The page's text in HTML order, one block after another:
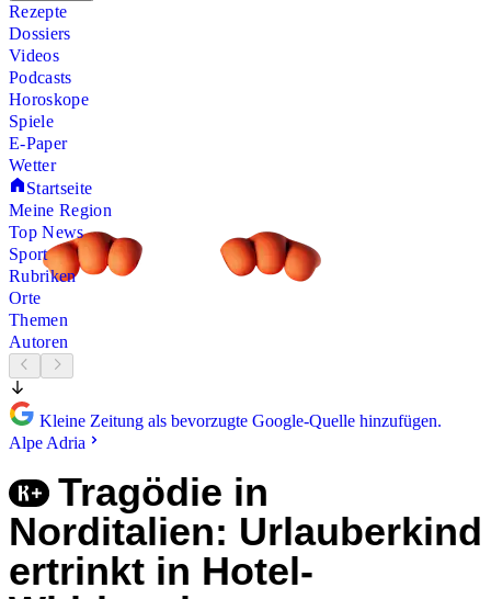
Rezepte
Dossiers
Videos
Podcasts
Horoskope
Spiele
E-Paper
Wetter
Startseite
Meine Region
Top News
Sport
Rubriken
Orte
Themen
Autoren
Kleine Zeitung als bevorzugte Google-Quelle hinzufügen.
Alpe Adria
Tragödie in
Norditalien: Urlauberkind
ertrinkt in Hotel-